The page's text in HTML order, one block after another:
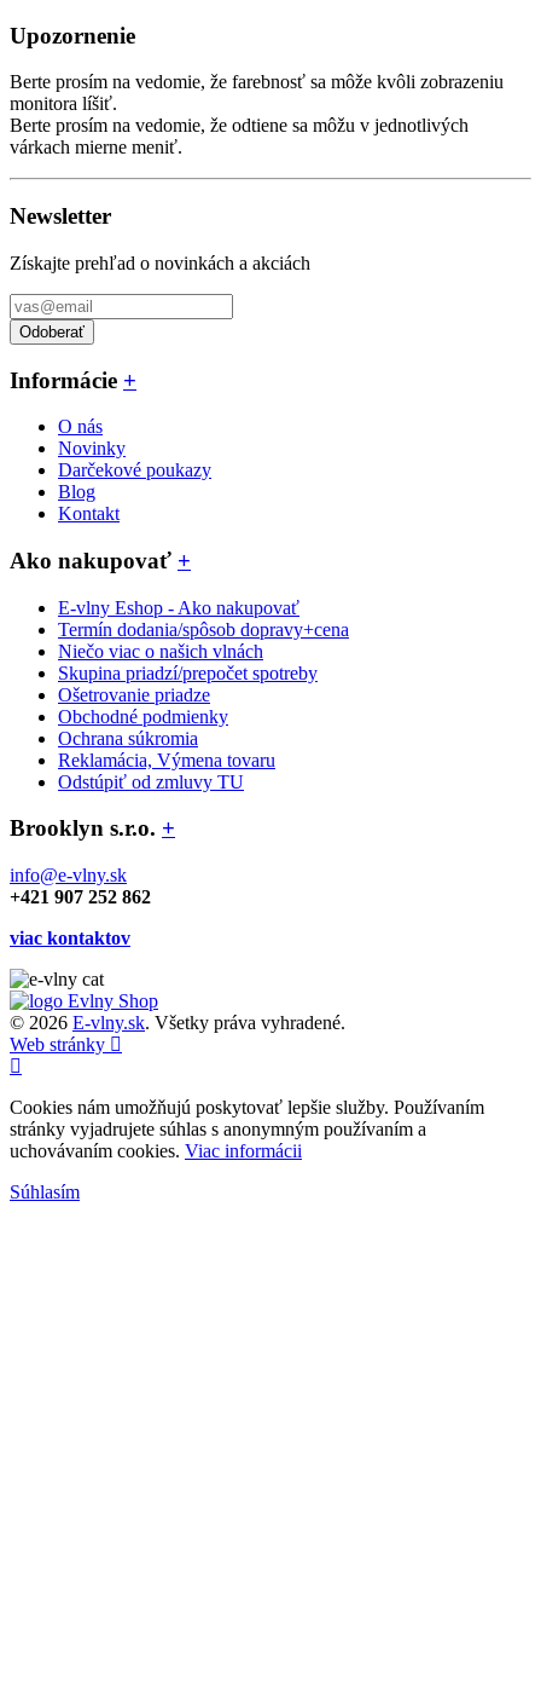
Upozornenie
Berte prosím na vedomie, že farebnosť sa môže kvôli zobrazeniu
monitora líšiť.
Berte prosím na vedomie, že odtiene sa môžu v jednotlivých
várkach mierne meniť.
Newsletter
Získajte prehľad o novinkách a akciách
Odoberať
Informácie +
O nás
Novinky
Darčekové poukazy
Blog
Kontakt
Ako nakupovať +
E-vlny Eshop - Ako nakupovať
Termín dodania/spôsob dopravy+cena
Niečo viac o našich vlnách
Skupina priadzí/prepočet spotreby
Ošetrovanie priadze
Obchodné podmienky
Ochrana súkromia
Reklamácia, Výmena tovaru
Odstúpiť od zmluvy TU
Brooklyn s.r.o. +
info@e-vlny.sk
+421 907 252 862
viac kontaktov
© 2026 E-vlny.sk. Všetky práva vyhradené.
Web stránky
Cookies nám umožňujú poskytovať lepšie služby. Používaním
stránky vyjadrujete súhlas s anonymným používaním a
uchovávaním cookies. Viac informácii
Súhlasím